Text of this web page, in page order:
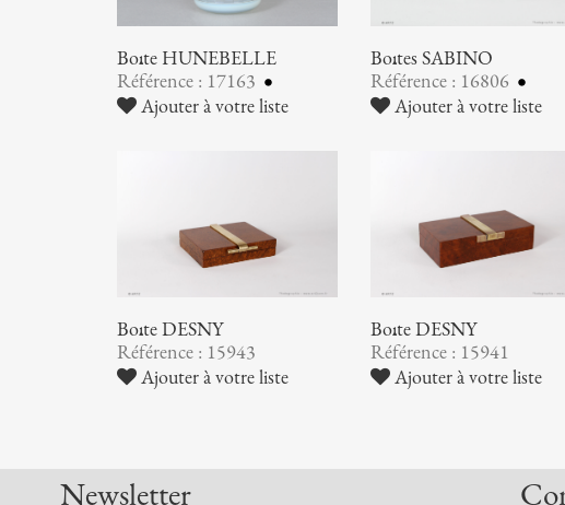
Boîte HUNEBELLE
Référence : 17163
Ajouter à votre liste
Boîtes SABINO
Référence : 16806
Ajouter à votre liste
Boîte DESNY
Référence : 15943
Ajouter à votre liste
Boîte DESNY
Référence : 15941
Ajouter à votre liste
Newsletter